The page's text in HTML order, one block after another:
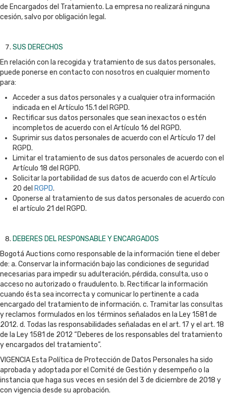
de Encargados del Tratamiento. La empresa no realizará ninguna
cesión, salvo por obligación legal.
SUS DERECHOS
En relación con la recogida y tratamiento de sus datos personales,
puede ponerse en contacto con nosotros en cualquier momento
para:
Acceder a sus datos personales y a cualquier otra información
indicada en el Artículo 15.1 del RGPD.
Rectificar sus datos personales que sean inexactos o estén
incompletos de acuerdo con el Artículo 16 del RGPD.
Suprimir sus datos personales de acuerdo con el Artículo 17 del
RGPD.
Limitar el tratamiento de sus datos personales de acuerdo con el
Artículo 18 del RGPD.
Solicitar la portabilidad de sus datos de acuerdo con el Artículo
20 del RGPD.
Oponerse al tratamiento de sus datos personales de acuerdo con
el artículo 21 del RGPD.
DEBERES DEL RESPONSABLE Y ENCARGADOS
Bogotá Auctions como responsable de la información tiene el deber
de: a. Conservar la información bajo las condiciones de seguridad
necesarias para impedir su adulteración, pérdida, consulta, uso o
acceso no autorizado o fraudulento. b. Rectificar la información
cuando ésta sea incorrecta y comunicar lo pertinente a cada
encargado del tratamiento de información. c. Tramitar las consultas
y reclamos formulados en los términos señalados en la Ley 1581 de
2012. d. Todas las responsabilidades señaladas en el art. 17 y el art. 18
de la Ley 1581 de 2012 “Deberes de los responsables del tratamiento
y encargados del tratamiento”.
VIGENCIA Esta Política de Protección de Datos Personales ha sido
aprobada y adoptada por el Comité de Gestión y desempeño o la
instancia que haga sus veces en sesión del 3 de diciembre de 2018 y
con vigencia desde su aprobación.